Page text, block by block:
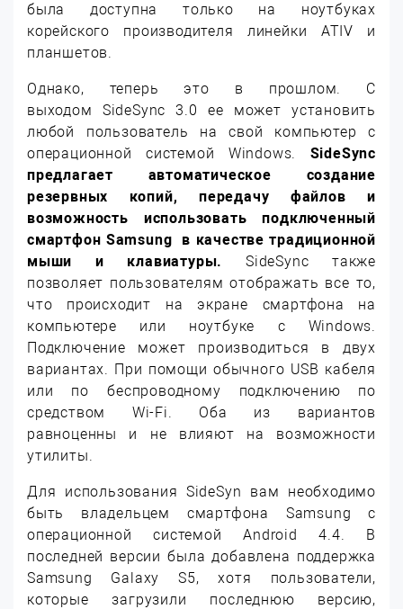
была доступна только на ноутбуках
корейского производителя линейки ATIV и
планшетов.
Однако, теперь это в прошлом. С
выходом SideSync 3.0 ее может установить
любой пользователь на свой компьютер с
операционной системой Windows. SideSync
предлагает автоматическое создание
резервных копий, передачу файлов и
возможность использовать подключенный
смартфон Samsung в качестве традиционной
мыши и клавиатуры.
SideSync также
позволяет пользователям отображать все то,
что происходит на экране смартфона на
компьютере или ноутбуке с Windows.
Подключение может производиться в двух
вариантах. При помощи обычного USB кабеля
или по беспроводному подключению по
средством Wi-Fi. Оба из вариантов
равноценны и не влияют на возможности
утилиты.
Для использования SideSyn вам необходимо
быть владельцем смартфона Samsung с
операционной системой Android 4.4. В
последней версии была добавлена поддержка
Samsung Galaxy S5, хотя пользователи,
которые загрузили последнюю версию,